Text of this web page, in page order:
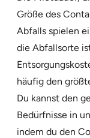
Größe des
Abfalls spielen
die Abfallsorte
häufig den
Du kannst den
Bedürfnisse in
indem du den